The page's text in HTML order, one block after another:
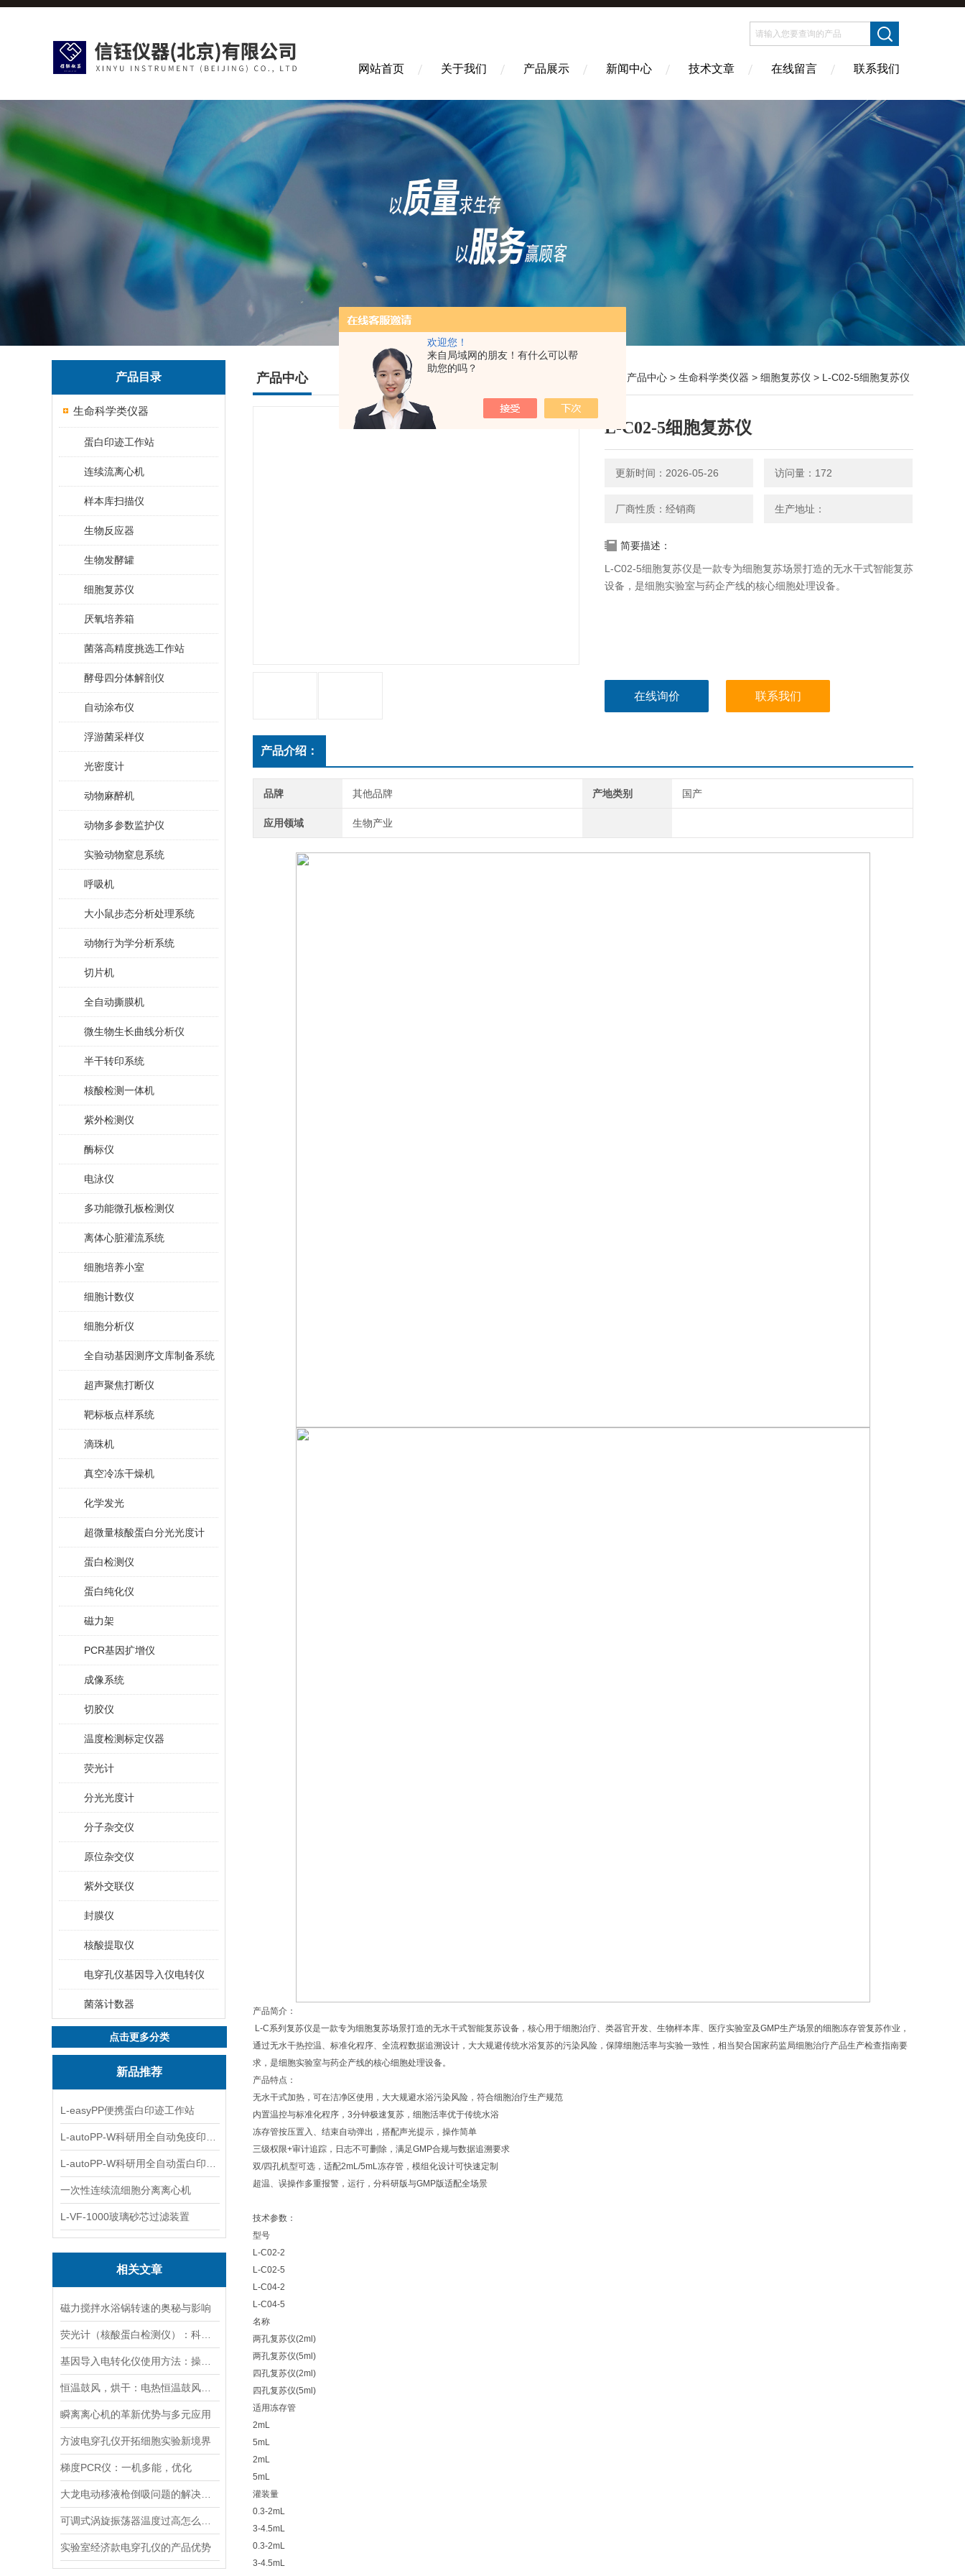
欢迎您！
来自局域网的朋友！有什么可以帮
助您的吗？
网站首页 关于我们 产品展示 新闻中心 技术文章 在线留言 联系我们
产品目录
生命科学类仪器
蛋白印迹工作站
连续流离心机
样本库扫描仪
生物反应器
生物发酵罐
细胞复苏仪
厌氧培养箱
菌落高精度挑选工作站
酵母四分体解剖仪
自动涂布仪
浮游菌采样仪
光密度计
动物麻醉机
动物多参数监护仪
实验动物窒息系统
呼吸机
大小鼠步态分析处理系统
动物行为学分析系统
切片机
全自动撕膜机
微生物生长曲线分析仪
半干转印系统
核酸检测一体机
紫外检测仪
酶标仪
电泳仪
多功能微孔板检测仪
离体心脏灌流系统
细胞培养小室
细胞计数仪
细胞分析仪
全自动基因测序文库制备系统
超声聚焦打断仪
靶标板点样系统
滴珠机
真空冷冻干燥机
化学发光
超微量核酸蛋白分光光度计
蛋白检测仪
蛋白纯化仪
磁力架
PCR基因扩增仪
成像系统
切胶仪
温度检测标定仪器
荧光计
分光光度计
分子杂交仪
原位杂交仪
紫外交联仪
封膜仪
核酸提取仪
电穿孔仪基因导入仪电转仪
菌落计数器
点击更多分类
新品推荐
L-easyPP便携蛋白印迹工作站
一次性连续流细胞分离离心机
L-VF-1000玻璃砂芯过滤装置
相关文章
磁力搅拌水浴锅转速的奥秘与影响
瞬离离心机的革新优势与多元应用
方波电穿孔仪开拓细胞实验新境界
梯度PCR仪：一机多能，优化
实验室经济款电穿孔仪的产品优势
产品中心 产品中心 > 生命科学类仪器 > 细胞复苏仪 > L-C02-5细胞复苏仪
L-C02-5细胞复苏仪
更新时间：2026-05-26 访问量：172
厂商性质：经销商 生产地址：
简要描述：
L-C02-5细胞复苏仪是一款专为细胞复苏场景打造的无水干式智能复苏
设备，是细胞实验室与药企产线的核心细胞处理设备。
在线询价 联系我们
产品介绍：
品牌 其他品牌 产地类别 国产
应用领域 生物产业
产品简介：
L-C系列复苏仪是一款专为细胞复苏场景打造的无水干式智能复苏设备，核心用于细胞治疗、类器官开发、生物样本库、医疗实验室及GMP生产场景的细胞冻存管复苏作业，
通过无水干热控温、标准化程序、全流程数据追溯设计，大大规避传统水浴复苏的污染风险，保障细胞活率与实验一致性，相当契合国家药监局细胞治疗产品生产检查指南要
求，是细胞实验室与药企产线的核心细胞处理设备。
产品特点：
无水干式加热，可在洁净区使用，大大规避水浴污染风险，符合细胞治疗生产规范
内置温控与标准化程序，3分钟极速复苏，细胞活率优于传统水浴
冻存管按压置入、结束自动弹出，搭配声光提示，操作简单
三级权限+审计追踪，日志不可删除，满足GMP合规与数据追溯要求
双/四孔机型可选，适配2mL/5mL冻存管，模组化设计可快速定制
超温、误操作多重报警，运行，分科研版与GMP版适配全场景
技术参数：
型号
L-C02-2
L-C02-5
L-C04-2
L-C04-5
名称
两孔复苏仪(2ml)
两孔复苏仪(5ml)
四孔复苏仪(2ml)
四孔复苏仪(5ml)
适用冻存管
2mL
5mL
2mL
5mL
灌装量
0.3-2mL
3-4.5mL
0.3-2mL
3-4.5mL